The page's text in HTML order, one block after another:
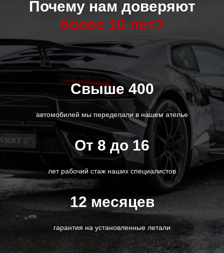
Почему нам доверяют
более 10 лет?
Свыше 400
автомобилей мы переделали в нашем ателье
От 8 до 16
лет рабочий стаж наших специалистов
12 месяцев
гарантия на установленные летали